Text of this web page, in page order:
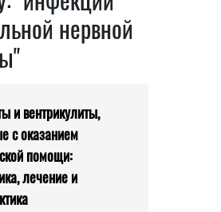
нервной
и вентрикулиты,
с оказанием
помощи:
лечение и